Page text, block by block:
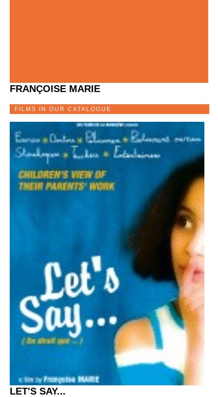
FRANÇOISE MARIE
FILMS IN OUR CATALOGUE
LET'S SAY...